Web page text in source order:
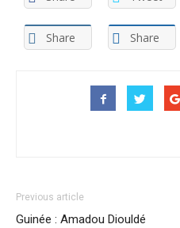
Share Share
Previous article
Guinée : Amadou Diouldé